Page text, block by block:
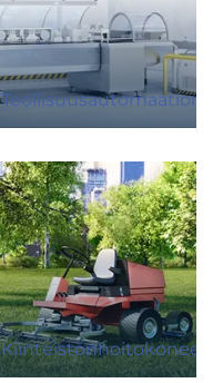
Kiinteistönhoitokoneet